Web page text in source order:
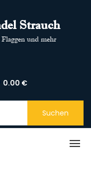
Strauch
und mehr
0.00 €
Suchen